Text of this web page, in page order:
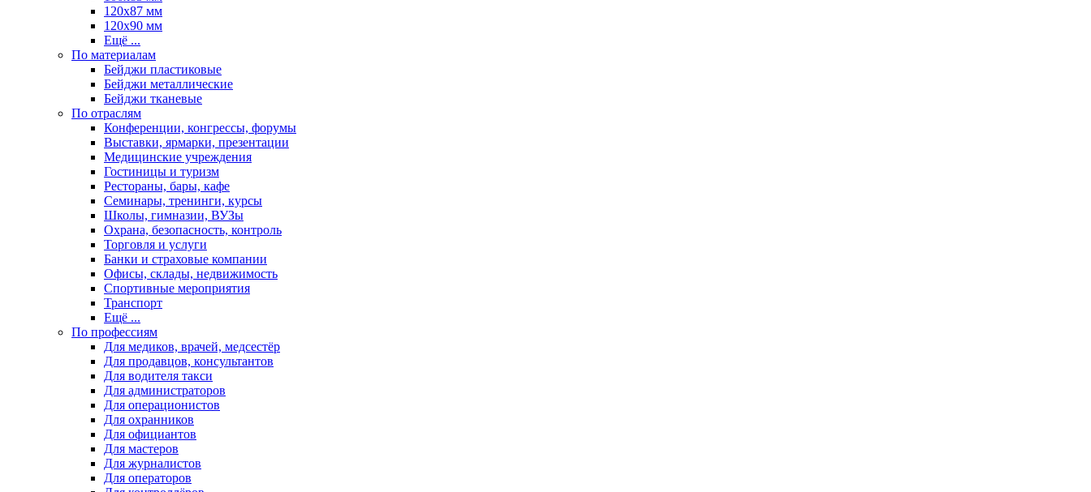
120х87 мм
120х90 мм
Ещё ...
По материалам
Бейджи пластиковые
Бейджи металлические
Бейджи тканевые
По отраслям
Конференции, конгрессы, форумы
Выставки, ярмарки, презентации
Медицинские учреждения
Гостиницы и туризм
Рестораны, бары, кафе
Семинары, тренинги, курсы
Школы, гимназии, ВУЗы
Охрана, безопасность, контроль
Торговля и услуги
Банки и страховые компании
Офисы, склады, недвижимость
Спортивные мероприятия
Транспорт
Ещё ...
По профессиям
Для медиков, врачей, медсестёр
Для продавцов, консультантов
Для водителя такси
Для администраторов
Для операционистов
Для охранников
Для официантов
Для мастеров
Для журналистов
Для операторов